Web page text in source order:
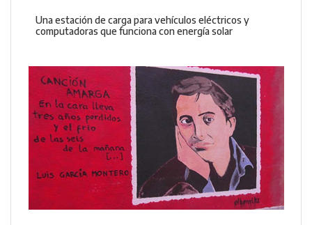
Una estación de carga para vehículos eléctricos y
computadoras que funciona con energía solar